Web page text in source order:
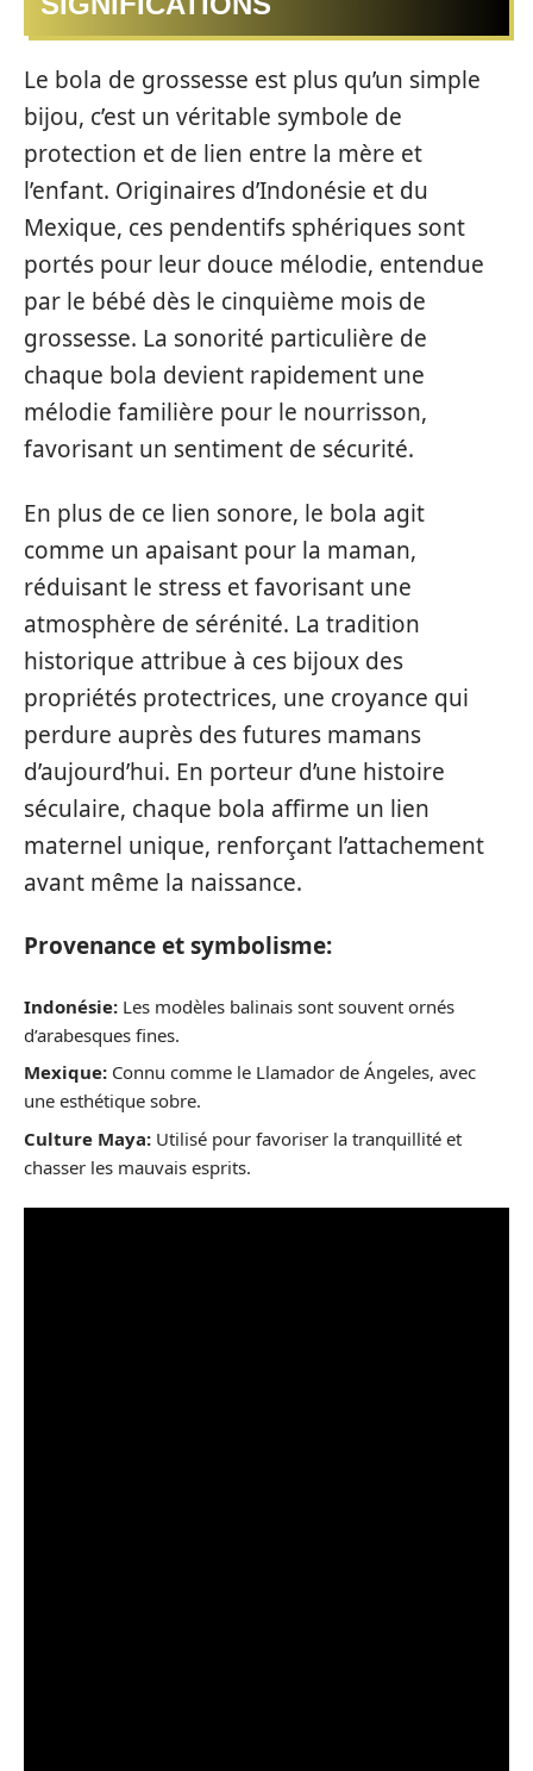
Le bola de grossesse est plus qu’un simple
bijou, c’est un véritable symbole de
protection et de lien entre la mère et
l’enfant. Originaires d’Indonésie et du
Mexique, ces pendentifs sphériques sont
portés pour leur douce mélodie, entendue
par le bébé dès le cinquième mois de
grossesse. La sonorité particulière de
chaque bola devient rapidement une
mélodie familière pour le nourrisson,
favorisant un sentiment de sécurité.
En plus de ce lien sonore, le bola agit
comme un apaisant pour la maman,
réduisant le stress et favorisant une
atmosphère de sérénité. La tradition
historique attribue à ces bijoux des
propriétés protectrices, une croyance qui
perdure auprès des futures mamans
d’aujourd’hui. En porteur d’une histoire
séculaire, chaque bola affirme un lien
maternel unique, renforçant l’attachement
avant même la naissance.
Provenance et symbolisme:
Indonésie: Les modèles balinais sont souvent ornés
d’arabesques fines.
Mexique: Connu comme le Llamador de Ángeles, avec
une esthétique sobre.
Culture Maya: Utilisé pour favoriser la tranquillité et
chasser les mauvais esprits.